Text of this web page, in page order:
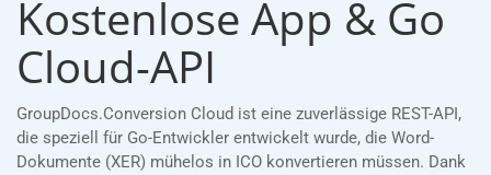
Kostenlose App & Go
Cloud-API
GroupDocs.Conversion Cloud ist eine zuverlässige REST-API,
die speziell für Go-Entwickler entwickelt wurde, die Word-
Dokumente (XER) mühelos in ICO konvertieren müssen. Dank